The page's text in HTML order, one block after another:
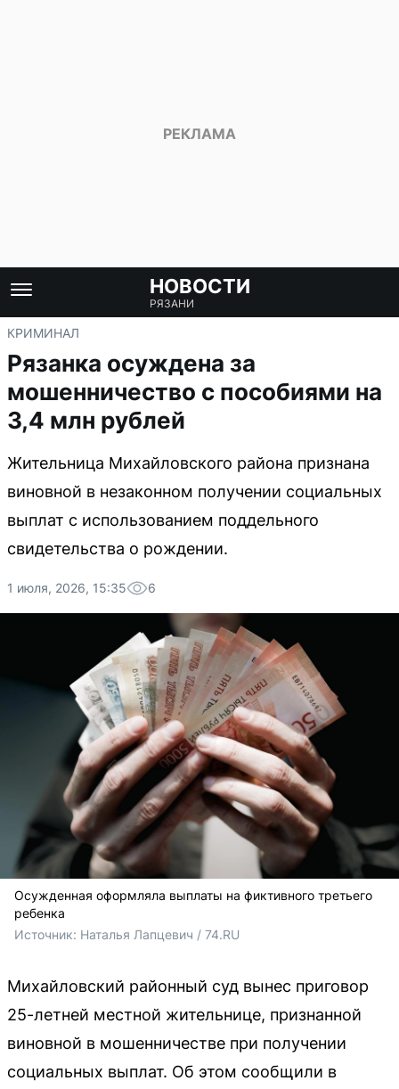
НОВОСТИ
РЯЗАНИ
КРИМИНАЛ
Рязанка осуждена за
мошенничество с пособиями на
3,4 млн рублей
Жительница Михайловского района признана
виновной в незаконном получении социальных
выплат с использованием поддельного
свидетельства о рождении.
1 июля, 2026, 15:35 6
Осужденная оформляла выплаты на фиктивного третьего
ребенка
Источник: Наталья Лапцевич / 74.RU
Михайловский районный суд вынес приговор
25-летней местной жительнице, признанной
виновной в мошенничестве при получении
социальных выплат. Об этом сообщили в